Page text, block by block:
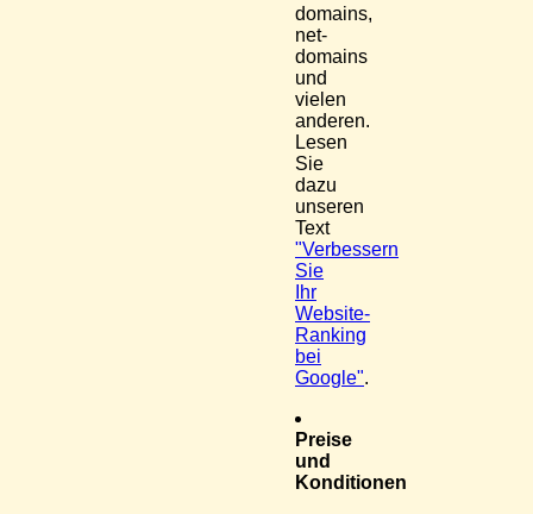
domains,
net-
domains
und
vielen
anderen.
Lesen
Sie
dazu
unseren
Text
"Verbessern
Sie
Ihr
Website-
Ranking
bei
Google".
Preise
und
Konditionen